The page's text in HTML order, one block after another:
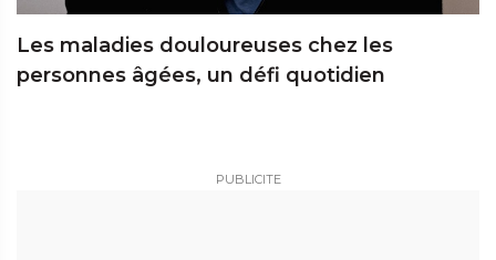
Les maladies douloureuses chez les
personnes âgées, un défi quotidien